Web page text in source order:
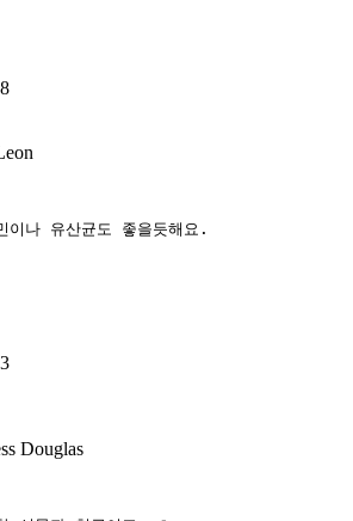
이나 유산균도 좋을듯해요.
Douglas